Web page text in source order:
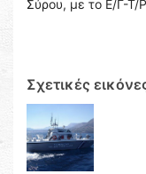
Σύρου, με το Ε/Γ-
Σχετικές